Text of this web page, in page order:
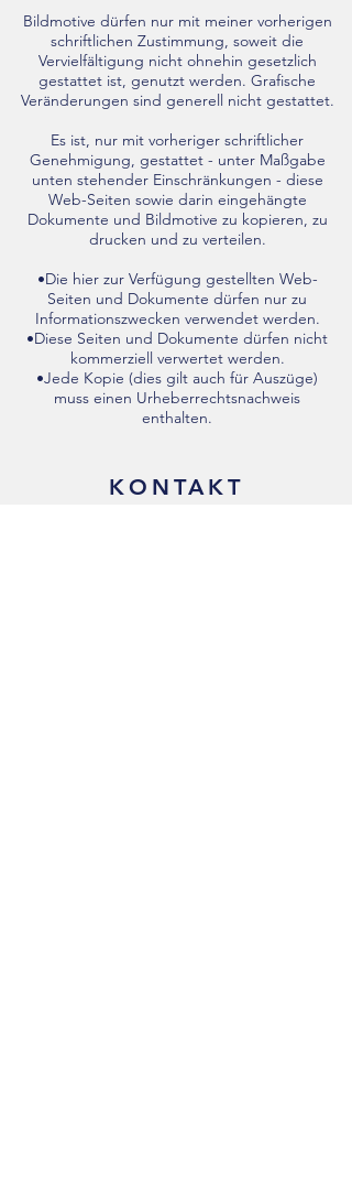
Bildmotive dürfen nur mit meiner vorherigen
schriftlichen Zustimmung, soweit die
Vervielfältigung nicht ohnehin gesetzlich
gestattet ist, genutzt werden. Grafische
Veränderungen sind generell nicht gestattet.
Es ist, nur mit vorheriger schriftlicher
Genehmigung, gestattet - unter Maßgabe
unten stehender Einschränkungen - diese
Web-Seiten sowie darin eingehängte
Dokumente und Bildmotive zu kopieren, zu
drucken und zu verteilen.
•Die hier zur Verfügung gestellten Web-
Seiten und Dokumente dürfen nur zu
Informationszwecken verwendet werden.
•Diese Seiten und Dokumente dürfen nicht
kommerziell verwertet werden.
•Jede Kopie (dies gilt auch für Auszüge)
muss einen Urheberrechtsnachweis
enthalten.
KONTAKT